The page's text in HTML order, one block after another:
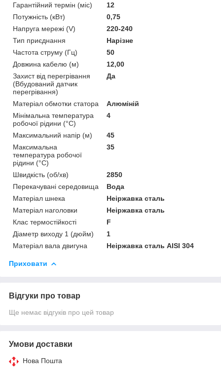
Гарантійний термін (міс)
12
Потужність (кВт)
0,75
Напруга мережі (V)
220-240
Тип приєднання
Нарізне
Частота струму (Гц)
50
Довжина кабелю (м)
12,00
Захист від перегрівання
(Вбудований датчик
перегрівання)
Да
Матеріал обмотки статора
Алюміній
Мінімальна температура
робочої рідини (°C)
4
Максимальний напір (м)
45
Максимальна
температура робочої
рідини (°C)
35
Швидкість (об/хв)
2850
Перекачувані середовища
Вода
Матеріал шнека
Неіржавка сталь
Матеріал наголовки
Неіржавка сталь
Клас термостійкості
F
Діаметр виходу 1 (дюйм)
1
Матеріал вала двигуна
Неіржавка сталь AISI 304
Приховати
Відгуки про товар
Ще немає відгуків про цей товар
Умови доставки
Нова Пошта